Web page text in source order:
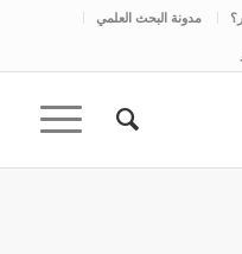
مدونة البحث العلمي